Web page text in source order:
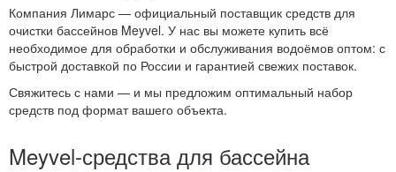
Компания Лимарс — официальный поставщик средств для
очистки бассейнов Meyvel. У нас вы можете купить всё
необходимое для обработки и обслуживания водоёмов оптом: с
быстрой доставкой по России и гарантией свежих поставок.
Свяжитесь с нами — и мы предложим оптимальный набор
средств под формат вашего объекта.
Meyvel-средства для бассейна